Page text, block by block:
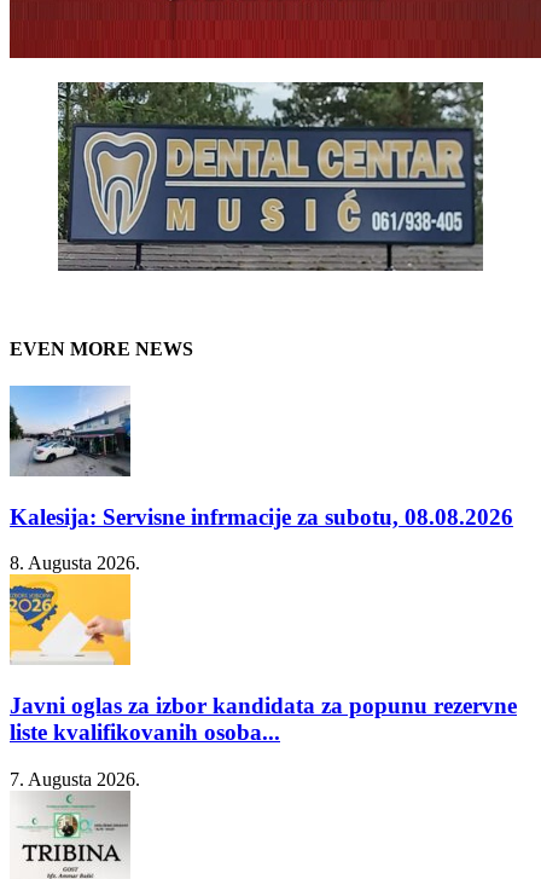
EVEN MORE NEWS
Kalesija: Servisne infrmacije za subotu, 08.08.2026
8. Augusta 2026.
Javni oglas za izbor kandidata za popunu rezervne
liste kvalifikovanih osoba...
7. Augusta 2026.